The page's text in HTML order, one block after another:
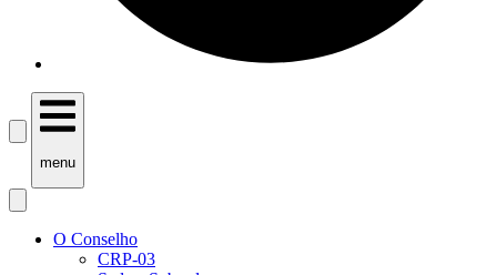
menu
O Conselho
CRP-03